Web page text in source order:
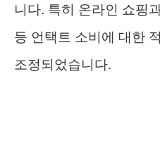
니다. 특히 온라인 쇼핑
등 언택트 소비에 대한
조정되었습니다.